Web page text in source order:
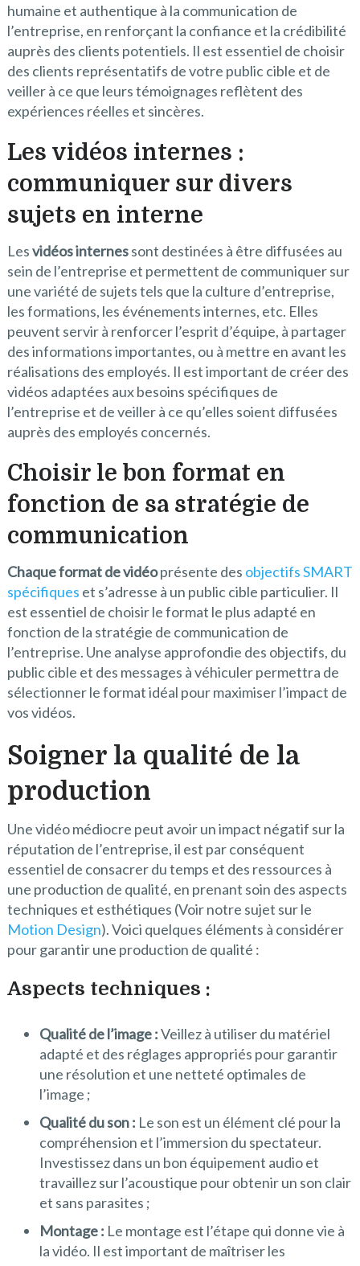
humaine et authentique à la communication de
l’entreprise, en renforçant la confiance et la crédibilité
auprès des clients potentiels. Il est essentiel de choisir
des clients représentatifs de votre public cible et de
veiller à ce que leurs témoignages reflètent des
expériences réelles et sincères.
Les vidéos internes :
communiquer sur divers
sujets en interne
Lesvidéos internessont destinées à être diffusées au
sein de l’entreprise et permettent de communiquer sur
une variété de sujets tels que la culture d’entreprise,
les formations, les événements internes, etc. Elles
peuvent servir à renforcer l’esprit d’équipe, à partager
des informations importantes, ou à mettre en avant les
réalisations des employés. Il est important de créer des
vidéos adaptées aux besoins spécifiques de
l’entreprise et de veiller à ce qu’elles soient diffusées
auprès des employés concernés.
Choisir le bon format en
fonction de sa stratégie de
communication
Chaque format de vidéoprésente des objectifs SMART
spécifiques et s’adresse à un public cible particulier. Il
est essentiel de choisir le format le plus adapté en
fonction de la stratégie de communication de
l’entreprise. Une analyse approfondie des objectifs, du
public cible et des messages à véhiculer permettra de
sélectionner le format idéal pour maximiser l’impact de
vos vidéos.
Soigner la qualité de la
production
Une vidéo médiocre peut avoir un impact négatif sur la
réputation de l’entreprise, il est par conséquent
essentiel de consacrer du temps et des ressources à
une production de qualité, en prenant soin des aspects
techniques et esthétiques (Voir notre sujet sur le
Motion Design). Voici quelques éléments à considérer
pour garantir une production de qualité :
Aspects techniques :
Qualité de l’image :Veillez à utiliser du matériel
adapté et des réglages appropriés pour garantir
une résolution et une netteté optimales de
l’image ;
Qualité du son : Le son est un élément clé pour la
compréhension et l’immersion du spectateur.
Investissez dans un bon équipement audio et
travaillez sur l’acoustique pour obtenir un son clair
et sans parasites ;
Montage : Le montage est l’étape qui donne vie à
la vidéo. Il est important de maîtriser les